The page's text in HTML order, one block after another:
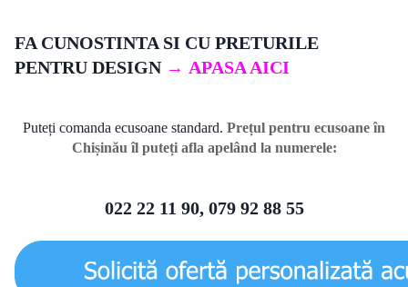
FA CUNOSTINTA SI CU PRETURILE
PENTRU DESIGN → APASA AICI
Puteți comanda ecusoane standard. Prețul pentru ecusoane în
Chișinău îl puteți afla apelând la numerele:
022 22 11 90, 079 92 88 55